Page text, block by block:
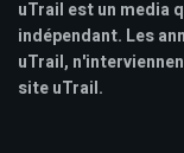
uTrail est un media
indépendant. Les
uTrail,
site uTrail.